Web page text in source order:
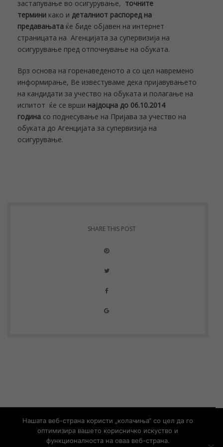
застапување во осигурување, точните
термини како и деталниот распоред на
предавањата ќе биде објавен на интернет
страницата на Агенцијата за супервизија на
осигурување пред отпочнување на обуката.
Врз основа на горенаведеното а со цел навремено
информирање, Ве известуваме дека пријавувањето
на кандидати за учество на обуката и полагање на
испитот ќе се врши најдоцна до 06.10.2014
година со поднесување на Пријава за учество на
обуката до Агенцијата за супервизија на
осигурување.
SHARE THIS POST
© Copyright 2019 – Developed byUNET
Информации од јавен карактер
Контакт
Нашата веб-страна користи „колачиња“ со цел да го
оптимизира вашето корисничко искуство и
функционалноста на оваа веб-страна.